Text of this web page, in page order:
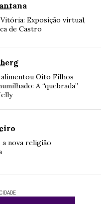
Exposição virtual,
de Castro
alimentou Oito Filhos
A “quebrada”
nova religião